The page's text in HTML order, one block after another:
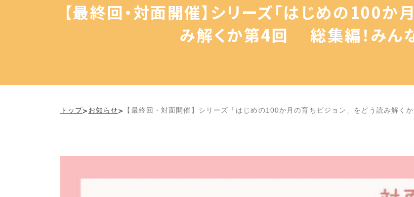
【最終回・対面開催】シリーズ「はじめの100か
み解くか第4回 総集編！みん
トップ>お知らせ> 【最終回・対面開催】シリーズ「はじめの100か月の育ちビジョン」をどう読み解